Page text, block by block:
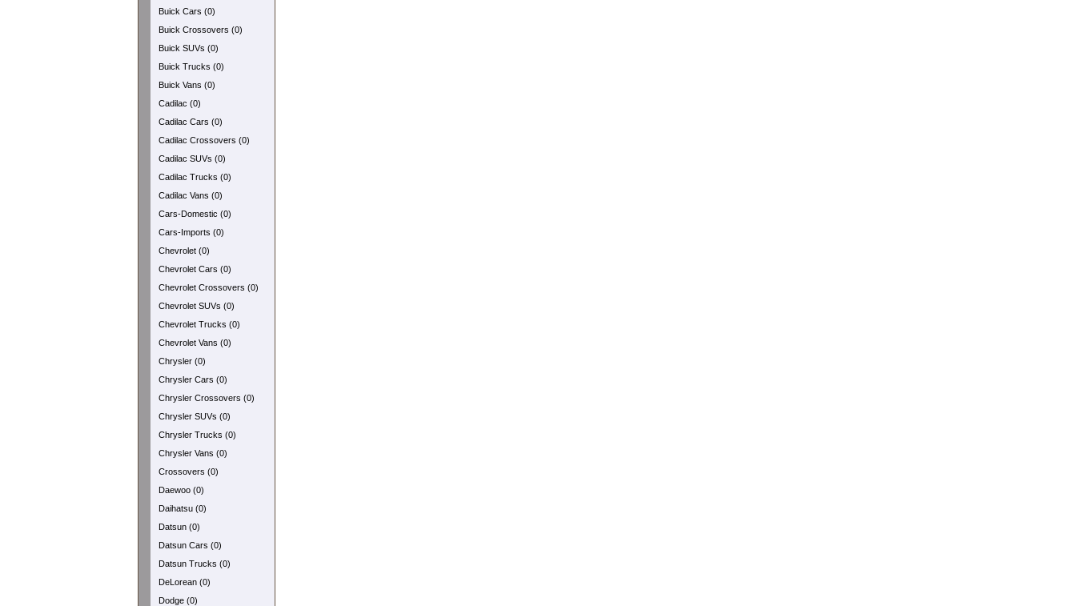
Buick Cars (0)
Buick Crossovers (0)
Buick SUVs (0)
Buick Trucks (0)
Buick Vans (0)
Cadilac (0)
Cadilac Cars (0)
Cadilac Crossovers (0)
Cadilac SUVs (0)
Cadilac Trucks (0)
Cadilac Vans (0)
Cars-Domestic (0)
Cars-Imports (0)
Chevrolet (0)
Chevrolet Cars (0)
Chevrolet Crossovers (0)
Chevrolet SUVs (0)
Chevrolet Trucks (0)
Chevrolet Vans (0)
Chrysler (0)
Chrysler Cars (0)
Chrysler Crossovers (0)
Chrysler SUVs (0)
Chrysler Trucks (0)
Chrysler Vans (0)
Crossovers (0)
Daewoo (0)
Daihatsu (0)
Datsun (0)
Datsun Cars (0)
Datsun Trucks (0)
DeLorean (0)
Dodge (0)